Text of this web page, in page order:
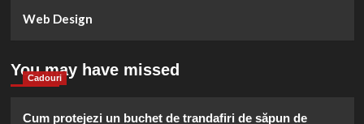
Web Design
You may have missed
Cadouri
Cum protejezi un buchet de trandafiri de săpun de